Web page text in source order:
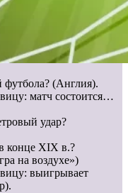
футбола? (Англия).
матч состоится…
удар?
конце XIX в.?
на воздухе»)
выигрывает